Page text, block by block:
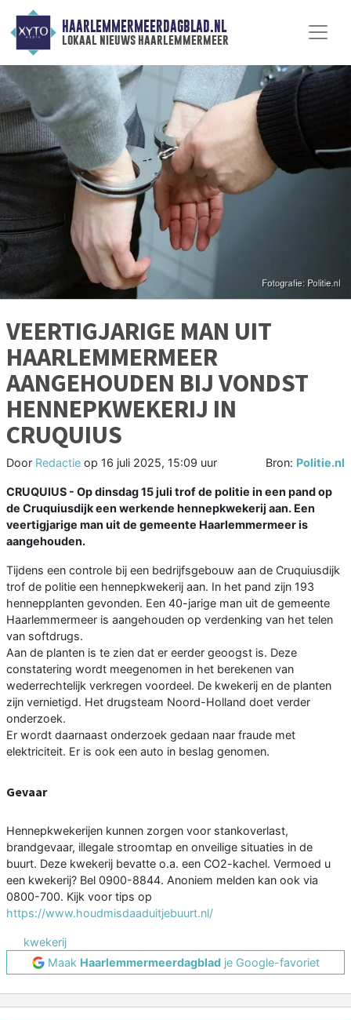
HAARLEMMERMEERDAGBLAD.NL
lokaal nieuws haarlemmermeer
VEERTIGJARIGE MAN UIT
HAARLEMMERMEER
AANGEHOUDEN BIJ VONDST
HENNEPKWEKERIJ IN
CRUQUIUS
Door Redactie op 16 juli 2025, 15:09 uur Bron: Politie.nl
CRUQUIUS - Op dinsdag 15 juli trof de politie in een pand op
de Cruquiusdijk een werkende hennepkwekerij aan. Een
veertigjarige man uit de gemeente Haarlemmermeer is
aangehouden.
Tijdens een controle bij een bedrijfsgebouw aan de Cruquiusdijk
trof de politie een hennepkwekerij aan. In het pand zijn 193
hennepplanten gevonden. Een 40-jarige man uit de gemeente
Haarlemmermeer is aangehouden op verdenking van het telen
van softdrugs.
Aan de planten is te zien dat er eerder geoogst is. Deze
constatering wordt meegenomen in het berekenen van
wederrechtelijk verkregen voordeel. De kwekerij en de planten
zijn vernietigd. Het drugsteam Noord-Holland doet verder
onderzoek.
Er wordt daarnaast onderzoek gedaan naar fraude met
elektriciteit. Er is ook een auto in beslag genomen.
Gevaar
Hennepkwekerijen kunnen zorgen voor stankoverlast,
brandgevaar, illegale stroomtap en onveilige situaties in de
buurt. Deze kwekerij bevatte o.a. een CO2-kachel. Vermoed u
een kwekerij? Bel 0900-8844. Anoniem melden kan ook via
0800-700. Kijk voor tips op
https://www.houdmisdaaduitjebuurt.nl/
kwekerij
Maak Haarlemmermeerdagbladje Google-favoriet